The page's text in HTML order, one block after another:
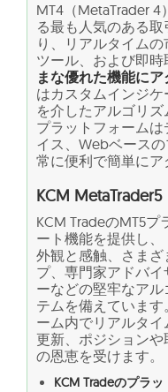
MT4（MetaTrader
る最も人気のある
り、リアルタイム
ツール、および即時
まな優れた機能にア
はカスタムインジ
を介したアルゴリ
プラットフォーム
イス、Webベース
常に便利で簡単にア
KCM MetaTrader5
KCM TradeのMT5
ート機能を提供し
外観と感触、さま
プ、専門家アドバ
ーなどの堅牢なア
テムを備えていま
ーム内でリアルタ
更新、ポジション
の恩恵を受けます。
KCM Tradeのプラ